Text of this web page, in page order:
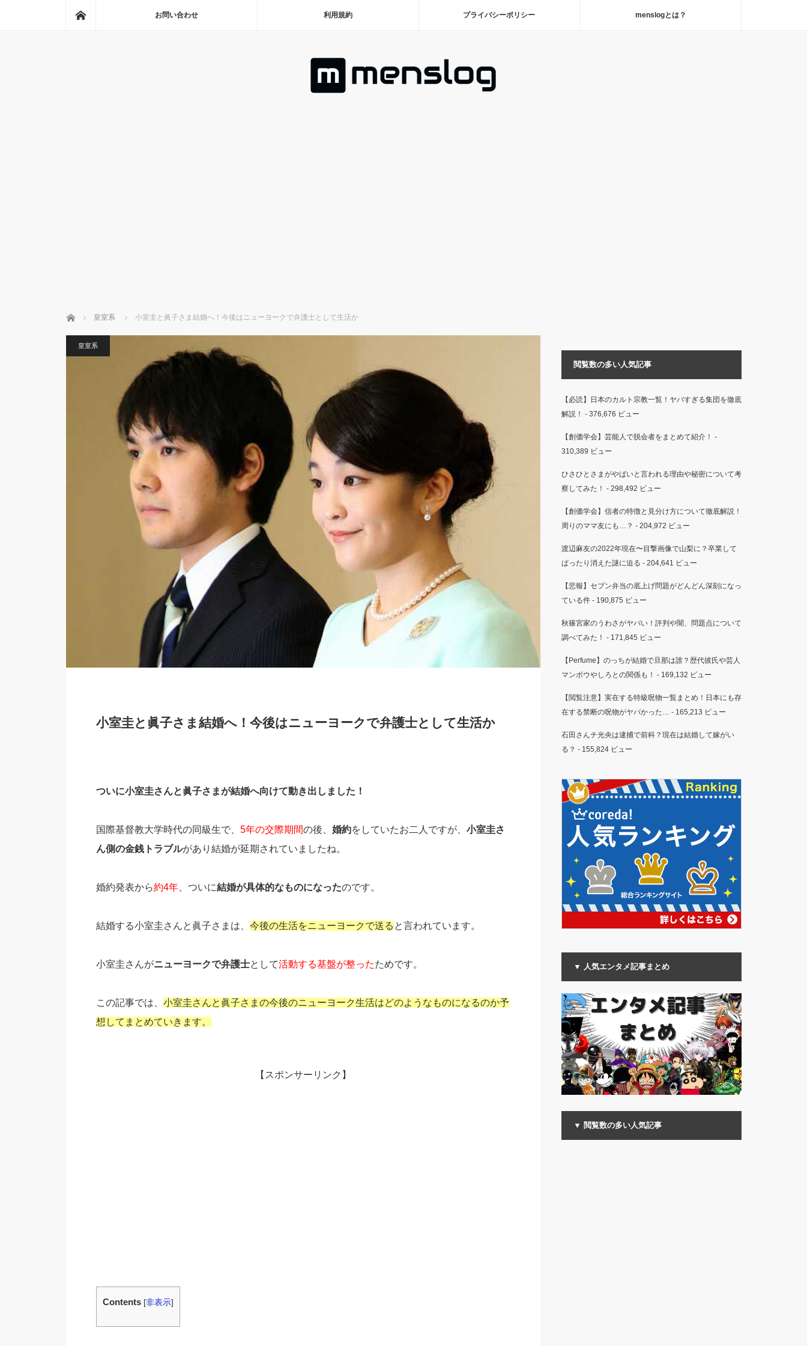
お問い合わせ 利用規約 プライバシーポリシー menslogとは？
ホーム 皇室系 小室圭と眞子さま結婚へ！今後はニューヨークで弁護士として生活か
皇室系
小室圭と眞子さま結婚へ！今後はニューヨークで弁護士として生活か
ついに小室圭さんと眞子さまが結婚へ向けて動き出しました！
国際基督教大学時代の同級生で、 5年の交際期間の後、 婚約をしていたお二人ですが、 小室圭さ
ん側の金銭トラブルがあり結婚が延期されていましたね。
婚約発表から約4年、ついに結婚が具体的なものになったのです。
結婚する小室圭さんと眞子さまは、 今後の生活をニューヨークで送る と言われています。
小室圭さんがニューヨークで弁護士として活動する基盤が整ったためです。
この記事では、 小室圭さんと眞子さまの今後のニューヨーク生活はどのようなものになるのか予
想してまとめていきます。
【スポンサーリンク】
Contents [非表示]
閲覧数の多い人気記事
【必読】日本のカルト宗教一覧！ヤバすぎる集団を徹底
解説！ - 376,676 ビュー
【創価学会】芸能人で脱会者をまとめて紹介！ -
310,389 ビュー
ひさひとさまがやばいと言われる理由や秘密について考
察してみた！ - 298,492 ビュー
【創価学会】信者の特徴と見分け方について徹底解説！
周りのママ友にも…？ - 204,972 ビュー
渡辺麻友の2022年現在〜目撃画像で山梨に？卒業して
ぱったり消えた謎に迫る - 204,641 ビュー
【悲報】セブン弁当の底上げ問題がどんどん深刻になっ
ている件- 190,875 ビュー
秋篠宮家のうわさがヤバい！評判や闇、問題点について
調べてみた！ - 171,845 ビュー
【Perfume】のっちが結婚で旦那は誰？歴代彼氏や芸人
マンボウやしろとの関係も！ - 169,132 ビュー
【閲覧注意】実在する特級呪物一覧まとめ！日本にも存
在する禁断の呪物がヤバかった… - 165,213 ビュー
石田さんチ光央は逮捕で前科？現在は結婚して嫁がい
る？ - 155,824 ビュー
▼ 人気エンタメ記事まとめ
▼ 閲覧数の多い人気記事